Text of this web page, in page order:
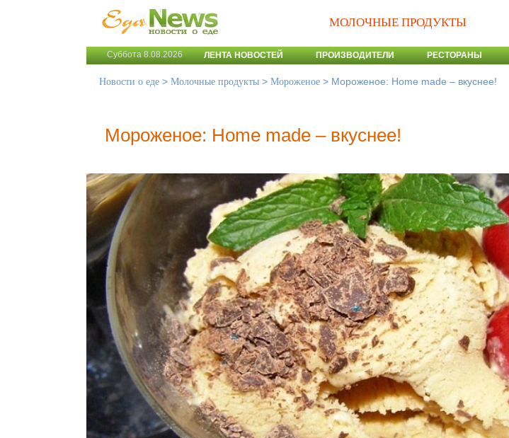
МОЛОЧНЫЕ ПРОДУКТЫ
Суббота 8.08.2026 ЛЕНТА НОВОСТЕЙ ПРОИЗВОДИТЕЛИ РЕСТОРАНЫ
Новости о еде > Молочные продукты > Мороженое > Мороженое: Home made – вкуснее!
Мороженое: Home made – вкуснее!